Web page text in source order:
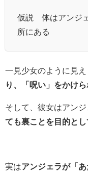
仮説 体はアンジ
所にある
一見少女のように見
り、「呪い」をかけら
そして、彼女はアンジ
ても裏ことを目的とし
実はアンジェラが「